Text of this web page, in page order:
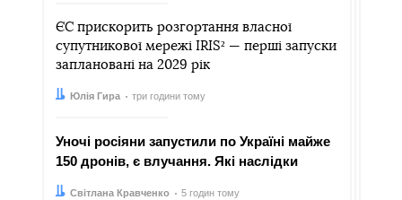
ЄС прискорить розгортання власної
супутникової мережі IRIS² — перші запуски
заплановані на 2029 рік
Автор:
Юлія Гира
Дата: три години тому
Уночі росіяни запустили по Україні майже
150 дронів, є влучання. Які наслідки
Автор:
Світлана Кравченко
Дата: 5 годин тому